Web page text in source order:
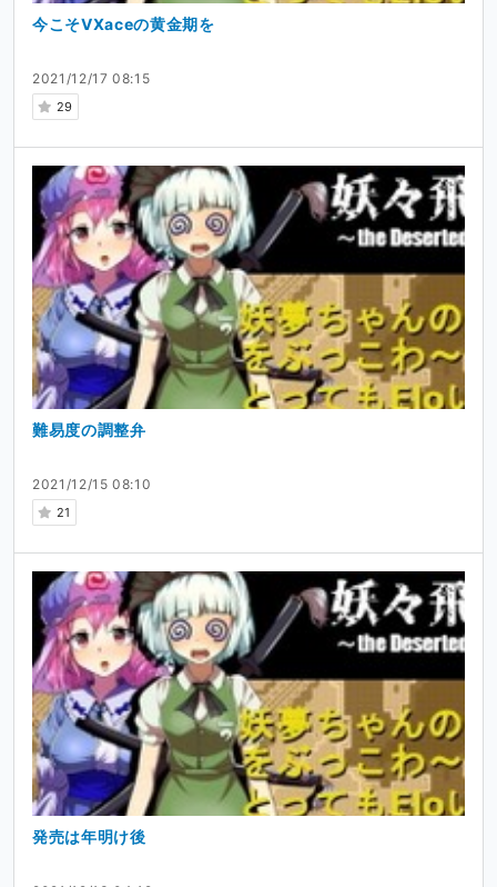
2021/12/17 08:15
29
今こそVXaceの黄金期を
2021/12/15 08:10
21
難易度の調整弁
発売は年明け後